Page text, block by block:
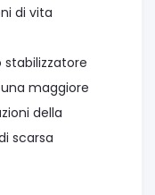
di vita
stabilizzatore
maggiore
della
scarsa